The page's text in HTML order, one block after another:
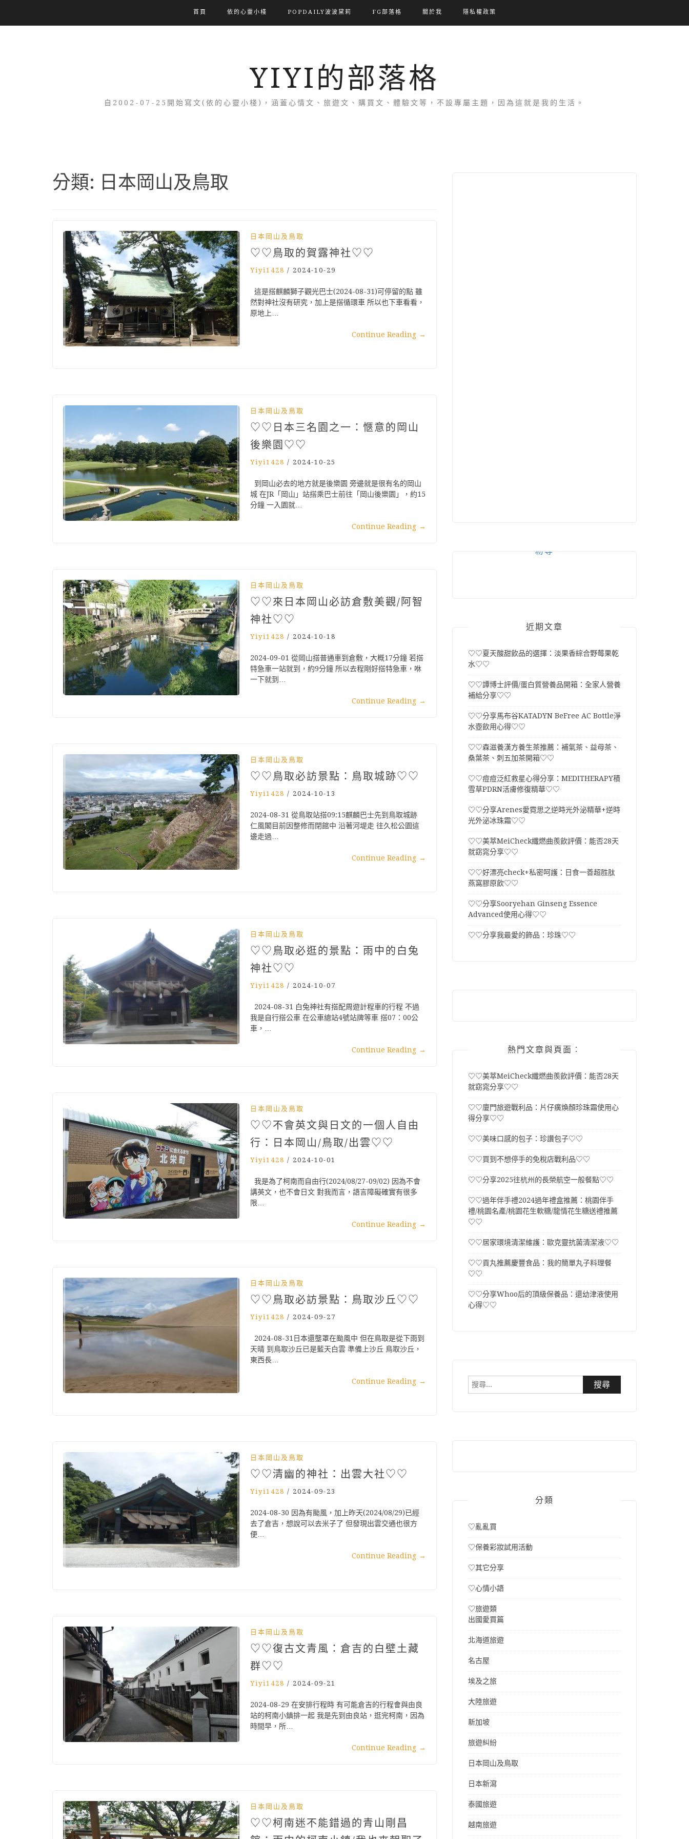
首頁 依的心靈小棧 POPDAILY波波黛莉 FG部落格 關於我 隱私權政策
YIYI的部落格
自2002-07-25開始寫文(依的心靈小棧)，涵蓋心情文、旅遊文、購買文、體驗文等，不設專屬主題，因為這就是我的生活。
分類: 日本岡山及鳥取
日本岡山及鳥取
♡♡鳥取的賀露神社♡♡
Yiyi1428 / 2024-10-29
這是搭麒麟獅子觀光巴士(2024-08-31)可停留的點 雖
然對神社沒有研究，加上是搭循環車 所以也下車看看，
原地上…
Continue Reading →
日本岡山及鳥取
♡♡日本三名園之一：愜意的岡山
後樂園♡♡
Yiyi1428 / 2024-10-25
到岡山必去的地方就是後樂園 旁邊就是很有名的岡山
城 在JR「岡山」站搭乘巴士前往「岡山後樂園」，約15
分鐘 一入園就…
Continue Reading →
日本岡山及鳥取
♡♡來日本岡山必訪倉敷美觀/阿智
神社♡♡
Yiyi1428 / 2024-10-18
2024-09-01 從岡山搭普通車到倉敷，大概17分鐘 若搭
特急車一站就到，約9分鐘 所以去程剛好搭特急車，咻
一下就到…
Continue Reading →
日本岡山及鳥取
♡♡鳥取必訪景點：鳥取城跡♡♡
Yiyi1428 / 2024-10-13
2024-08-31 從鳥取站搭09:15麒麟巴士先到鳥取城跡
仁風閣目前因整修而閉館中 沿著河堤走 往久松公園這
邊走過…
Continue Reading →
日本岡山及鳥取
♡♡鳥取必逛的景點：雨中的白兔
神社♡♡
Yiyi1428 / 2024-10-07
2024-08-31 白兔神社有搭配周遊計程車的行程 不過
我是自行搭公車 在公車總站4號站牌等車 搭07：00公
車，…
Continue Reading →
日本岡山及鳥取
♡♡不會英文與日文的一個人自由
行：日本岡山/鳥取/出雲♡♡
Yiyi1428 / 2024-10-01
我是為了柯南而自由行(2024/08/27-09/02) 因為不會
講英文，也不會日文 對我而言，語言障礙確實有很多
限…
Continue Reading →
日本岡山及鳥取
♡♡鳥取必訪景點：鳥取沙丘♡♡
Yiyi1428 / 2024-09-27
2024-08-31日本還壟罩在颱風中 但在鳥取是從下雨到
天晴 到鳥取沙丘已是藍天白雲 準備上沙丘 鳥取沙丘，
東西長…
Continue Reading →
日本岡山及鳥取
♡♡清幽的神社：出雲大社♡♡
Yiyi1428 / 2024-09-23
2024-08-30 因為有颱風，加上昨天(2024/08/29)已經
去了倉吉，想說可以去米子了 但發現出雲交通也很方
便…
Continue Reading →
日本岡山及鳥取
♡♡復古文青風：倉吉的白壁土藏
群♡♡
Yiyi1428 / 2024-09-21
2024-08-29 在安排行程時 有可能倉吉的行程會與由良
站的柯南小鎮排一起 我是先到由良站，逛完柯南，因為
時間早，所…
Continue Reading →
日本岡山及鳥取
♡♡柯南迷不能錯過的青山剛昌
粉專
近期文章
♡♡夏天酸甜飲品的選擇：淡果香綜合野莓果乾
水♡♡
♡♡譚博士評價/蛋白質營養品開箱：全家人營養
補給分享♡♡
♡♡分享馬布谷KATADYN BeFree AC Bottle淨
水壺飲用心得♡♡
♡♡森滋養漢方養生茶推薦：補氣茶、益母茶、
桑葉茶、刺五加茶開箱♡♡
♡♡痘痘泛紅救星心得分享：MEDITHERAPY積
雪草PDRN活膚修復精華♡♡
♡♡分享Arenes愛霓思之逆時光外泌精華+逆時
光外泌冰珠霜♡♡
♡♡美萃MeiCheck纖燃曲羨飲評價：能否28天
就窈窕分享♡♡
♡♡好漂亮check+私密呵護：日食一善超胜肽
燕窩膠原飲♡♡
♡♡分享Sooryehan Ginseng Essence
Advanced使用心得♡♡
♡♡分享我最愛的飾品：珍珠♡♡
熱門文章與頁面︰
♡♡美萃MeiCheck纖燃曲羨飲評價：能否28天
就窈窕分享♡♡
♡♡廈門旅遊戰利品：片仔癀煥顏珍珠霜使用心
得分享♡♡
♡♡美味口感的包子：珍讚包子♡♡
♡♡買到不想停手的免稅店戰利品♡♡
♡♡分享2025往杭州的長榮航空一般餐點♡♡
♡♡過年伴手禮2024過年禮盒推薦：桃園伴手
禮/桃園名產/桃園花生軟糖/龍情花生糖送禮推薦
♡♡
♡♡居家環境清潔維護：歐克靈抗菌清潔液♡♡
♡♡貢丸推薦慶豐食品：我的簡單丸子料理餐
♡♡
♡♡分享Whoo后的頂級保養品：還幼津液使用
心得♡♡
搜
分類
♡亂亂買
♡保養彩妝試用活動
♡其它分享
♡心情小語
♡旅遊類
出國愛買篇
北海道旅遊
名古屋
埃及之旅
大陸旅遊
新加坡
旅遊糾紛
日本岡山及鳥取
日本新瀉
泰國旅遊
越南旅遊